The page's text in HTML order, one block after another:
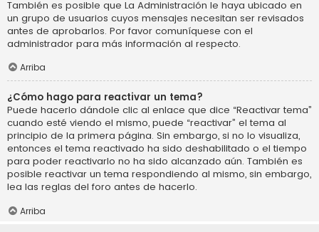
También es posible que La Administración le haya ubicado en
un grupo de usuarios cuyos mensajes necesitan ser revisados
antes de aprobarlos. Por favor comuníquese con el
administrador para más información al respecto.
Arriba
¿Cómo hago para reactivar un tema?
Puede hacerlo dándole clic al enlace que dice “Reactivar tema”
cuando esté viendo el mismo, puede “reactivar” el tema al
principio de la primera página. Sin embargo, si no lo visualiza,
entonces el tema reactivado ha sido deshabilitado o el tiempo
para poder reactivarlo no ha sido alcanzado aún. También es
posible reactivar un tema respondiendo al mismo, sin embargo,
lea las reglas del foro antes de hacerlo.
Arriba